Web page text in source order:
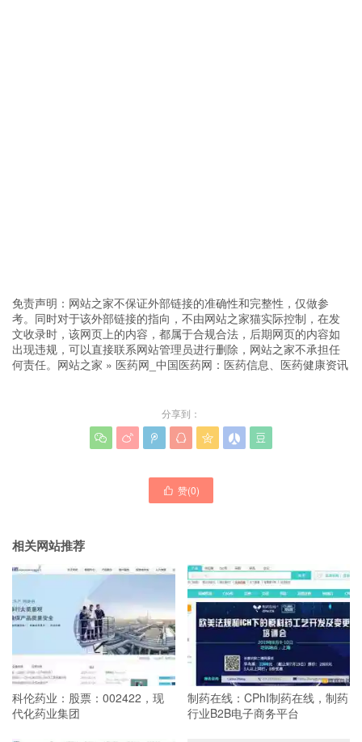
免责声明：网站之家不保证外部链接的准确性和完整性，仅做参
考。同时对于该外部链接的指向，不由网站之家猫实际控制，在发
文收录时，该网页上的内容，都属于合规合法，后期网页的内容如
出现违规，可以直接联系网站管理员进行删除，网站之家不承担任
何责任。 网站之家 » 医药网_中国医药网：医药信息、医药健康资讯
分享到：
      
 赞(0)
相关网站推荐
科伦药业：股票：002422，现
代化药业集团
制药在线：CPhI制药在线，制药
行业B2B电子商务平台